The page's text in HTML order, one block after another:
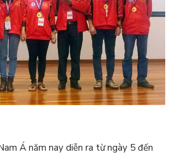
Á năm nay diễn ra từ ngày 5 đến